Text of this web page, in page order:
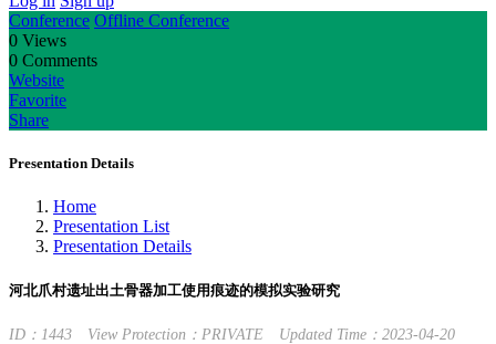
Conference Offline Conference
0 Views
0 Comments
Website
Favorite
Share
Presentation Details
Home
Presentation List
Presentation Details
河北爪村遗址出土骨器加工使用痕迹的模拟实验研究
ID：1443 View Protection：PRIVATE Updated Time：2023-04-20